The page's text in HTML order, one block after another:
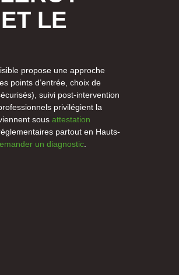
LE
propose une approche
points d’entrée, choix de
suivi post-intervention
privilégient la
sousattestation
partout en Hauts-
un diagnostic